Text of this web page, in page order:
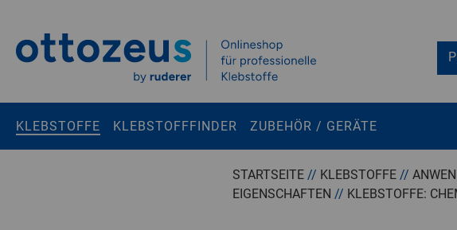
Springen zu
Shift + ALt + C
KLEBSTOFFE KLEBSTOFFFINDER ZUBEHÖR / GERÄTE
STARTSEITE // KLEBSTOFFE //
EIGENSCHAFTEN // KLEBSTOFFE: